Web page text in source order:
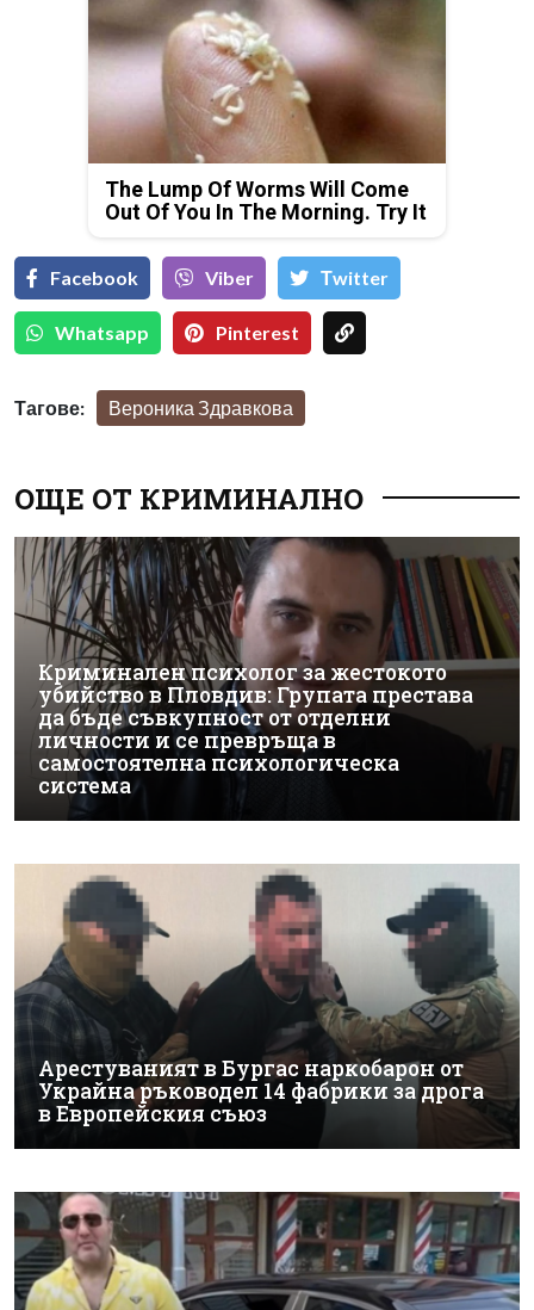
The Lump Of Worms Will Come
Out Of You In The Morning. Try It
Facebook Viber Тwitter
Whatsapp Pinterest
Тагове: Вероника Здравкова
ОЩЕ ОТ КРИМИНАЛНО
Криминален психолог за жестокото
убийство в Пловдив: Групата престава
да бъде съвкупност от отделни
личности и се превръща в
самостоятелна психологическа
система
Арестуваният в Бургас наркобарон от
Украйна ръководел 14 фабрики за дрога
в Европейския съюз